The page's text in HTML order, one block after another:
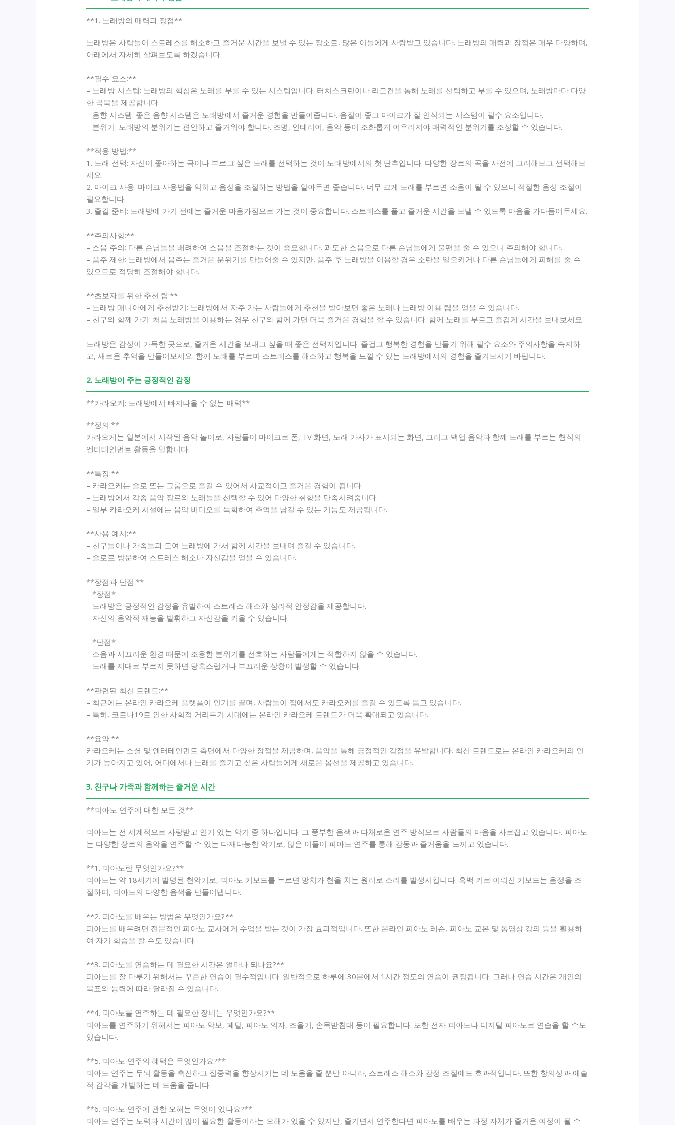
**1. 노래방의 매력과 장점**
노래방은 사람들이 스트레스를 해소하고 즐거운 시간을 보낼 수 있는 장소로, 많은 이들에게 사랑받고 있습니다. 노래방의 매력과 장점은 매우 다양하며,
아래에서 자세히 살펴보도록 하겠습니다.
**필수 요소:**
– 노래방 시스템: 노래방의 핵심은 노래를 부를 수 있는 시스템입니다. 터치스크린이나 리모컨을 통해 노래를 선택하고 부를 수 있으며, 노래방마다 다양
한 곡목을 제공합니다.
– 음향 시스템: 좋은 음향 시스템은 노래방에서 즐거운 경험을 만들어줍니다. 음질이 좋고 마이크가 잘 인식되는 시스템이 필수 요소입니다.
– 분위기: 노래방의 분위기는 편안하고 즐거워야 합니다. 조명, 인테리어, 음악 등이 조화롭게 어우러져야 매력적인 분위기를 조성할 수 있습니다.
**적용 방법:**
1. 노래 선택: 자신이 좋아하는 곡이나 부르고 싶은 노래를 선택하는 것이 노래방에서의 첫 단추입니다. 다양한 장르의 곡을 사전에 고려해보고 선택해보
세요.
2. 마이크 사용: 마이크 사용법을 익히고 음성을 조절하는 방법을 알아두면 좋습니다. 너무 크게 노래를 부르면 소음이 될 수 있으니 적절한 음성 조절이
필요합니다.
3. 즐길 준비: 노래방에 가기 전에는 즐거운 마음가짐으로 가는 것이 중요합니다. 스트레스를 풀고 즐거운 시간을 보낼 수 있도록 마음을 가다듬어두세요.
**주의사항:**
– 소음 주의: 다른 손님들을 배려하여 소음을 조절하는 것이 중요합니다. 과도한 소음으로 다른 손님들에게 불편을 줄 수 있으니 주의해야 합니다.
– 음주 제한: 노래방에서 음주는 즐거운 분위기를 만들어줄 수 있지만, 음주 후 노래방을 이용할 경우 소란을 일으키거나 다른 손님들에게 피해를 줄 수
있으므로 적당히 조절해야 합니다.
**초보자를 위한 추천 팁:**
– 노래방 매니아에게 추천받기: 노래방에서 자주 가는 사람들에게 추천을 받아보면 좋은 노래나 노래방 이용 팁을 얻을 수 있습니다.
– 친구와 함께 가기: 처음 노래방을 이용하는 경우 친구와 함께 가면 더욱 즐거운 경험을 할 수 있습니다. 함께 노래를 부르고 즐겁게 시간을 보내보세요.
노래방은 감성이 가득한 곳으로, 즐거운 시간을 보내고 싶을 때 좋은 선택지입니다. 즐겁고 행복한 경험을 만들기 위해 필수 요소와 주의사항을 숙지하
고, 새로운 추억을 만들어보세요. 함께 노래를 부르며 스트레스를 해소하고 행복을 느낄 수 있는 노래방에서의 경험을 즐겨보시기 바랍니다.
2. 노래방이 주는 긍정적인 감정
**카라오케: 노래방에서 빠져나올 수 없는 매력**
**정의:**
카라오케는 일본에서 시작된 음악 놀이로, 사람들이 마이크로 폰, TV 화면, 노래 가사가 표시되는 화면, 그리고 백업 음악과 함께 노래를 부르는 형식의
엔터테인먼트 활동을 말합니다.
**특징:**
– 카라오케는 솔로 또는 그룹으로 즐길 수 있어서 사교적이고 즐거운 경험이 됩니다.
– 노래방에서 각종 음악 장르와 노래들을 선택할 수 있어 다양한 취향을 만족시켜줍니다.
– 일부 카라오케 시설에는 음악 비디오를 녹화하여 추억을 남길 수 있는 기능도 제공됩니다.
**사용 예시:**
– 친구들이나 가족들과 모여 노래방에 가서 함께 시간을 보내며 즐길 수 있습니다.
– 솔로로 방문하여 스트레스 해소나 자신감을 얻을 수 있습니다.
**장점과 단점:**
– *장점*
– 노래방은 긍정적인 감정을 유발하여 스트레스 해소와 심리적 안정감을 제공합니다.
– 자신의 음악적 재능을 발휘하고 자신감을 키울 수 있습니다.
– *단점*
– 소음과 시끄러운 환경 때문에 조용한 분위기를 선호하는 사람들에게는 적합하지 않을 수 있습니다.
– 노래를 제대로 부르지 못하면 당혹스럽거나 부끄러운 상황이 발생할 수 있습니다.
**관련된 최신 트렌드:**
– 최근에는 온라인 카라오케 플랫폼이 인기를 끌며, 사람들이 집에서도 카라오케를 즐길 수 있도록 돕고 있습니다.
– 특히, 코로나19로 인한 사회적 거리두기 시대에는 온라인 카라오케 트렌드가 더욱 확대되고 있습니다.
**요약:**
카라오케는 소셜 및 엔터테인먼트 측면에서 다양한 장점을 제공하며, 음악을 통해 긍정적인 감정을 유발합니다. 최신 트렌드로는 온라인 카라오케의 인
기가 높아지고 있어, 어디에서나 노래를 즐기고 싶은 사람들에게 새로운 옵션을 제공하고 있습니다.
3. 친구나 가족과 함께하는 즐거운 시간
**피아노 연주에 대한 모든 것**
피아노는 전 세계적으로 사랑받고 인기 있는 악기 중 하나입니다. 그 풍부한 음색과 다채로운 연주 방식으로 사람들의 마음을 사로잡고 있습니다. 피아노
는 다양한 장르의 음악을 연주할 수 있는 다재다능한 악기로, 많은 이들이 피아노 연주를 통해 감동과 즐거움을 느끼고 있습니다.
**1. 피아노란 무엇인가요?**
피아노는 약 18세기에 발명된 현악기로, 피아노 키보드를 누르면 망치가 현을 치는 원리로 소리를 발생시킵니다. 흑백 키로 이뤄진 키보드는 음정을 조
절하며, 피아노의 다양한 음색을 만들어냅니다.
**2. 피아노를 배우는 방법은 무엇인가요?**
피아노를 배우려면 전문적인 피아노 교사에게 수업을 받는 것이 가장 효과적입니다. 또한 온라인 피아노 레슨, 피아노 교본 및 동영상 강의 등을 활용하
여 자기 학습을 할 수도 있습니다.
**3. 피아노를 연습하는 데 필요한 시간은 얼마나 되나요?**
피아노를 잘 다루기 위해서는 꾸준한 연습이 필수적입니다. 일반적으로 하루에 30분에서 1시간 정도의 연습이 권장됩니다. 그러나 연습 시간은 개인의
목표와 능력에 따라 달라질 수 있습니다.
**4. 피아노를 연주하는 데 필요한 장비는 무엇인가요?**
피아노를 연주하기 위해서는 피아노 악보, 페달, 피아노 의자, 조율기, 손목받침대 등이 필요합니다. 또한 전자 피아노나 디지털 피아노로 연습을 할 수도
있습니다.
**5. 피아노 연주의 혜택은 무엇인가요?**
피아노 연주는 두뇌 활동을 촉진하고 집중력을 향상시키는 데 도움을 줄 뿐만 아니라, 스트레스 해소와 감정 조절에도 효과적입니다. 또한 창의성과 예술
적 감각을 개발하는 데 도움을 줍니다.
**6. 피아노 연주에 관한 오해는 무엇이 있나요?**
피아노 연주는 노력과 시간이 많이 필요한 활동이라는 오해가 있을 수 있지만, 즐기면서 연주한다면 피아노를 배우는 과정 자체가 즐거운 여정이 될 수